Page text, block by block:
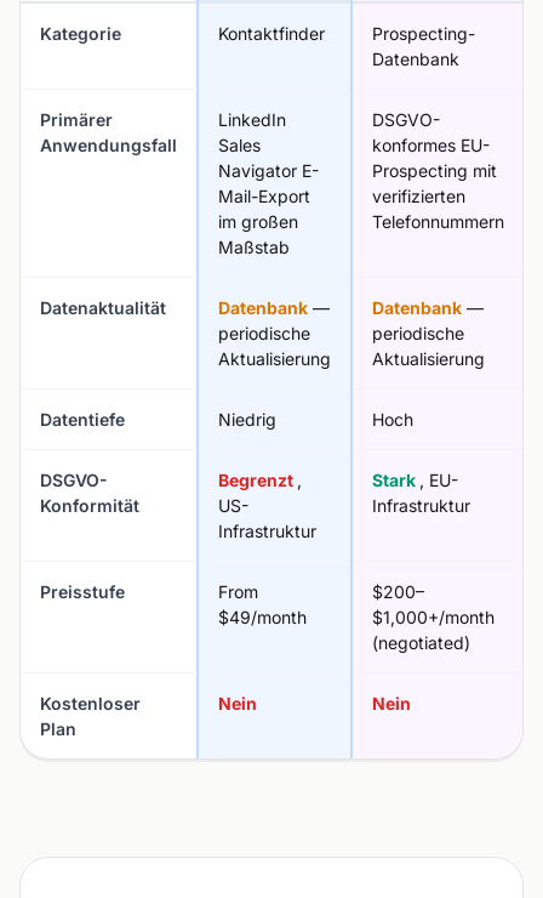
Kategorie Kontaktfinder
Prospecting-
Datenbank
Primärer
Anwendungsfall
LinkedIn
Sales
Navigator E-
Mail-Export
im großen
Maßstab
DSGVO-
konformes EU-
Prospecting mit
verifizierten
Telefonnummern
Datenaktualität Datenbank —
periodische
Aktualisierung
Datenbank —
periodische
Aktualisierung
Datentiefe Niedrig Hoch
DSGVO-
Konformität
Begrenzt ,
US-
Infrastruktur
Stark , EU-
Infrastruktur
Preisstufe
From
$49/month
$200–
$1,000+/month
(negotiated)
Kostenloser
Plan
Nein Nein